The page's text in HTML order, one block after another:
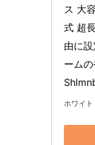
ス 大
式 超
由に
ーム
ホワイト